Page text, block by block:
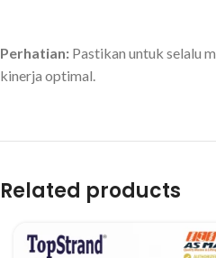
Perhatian: Pastikan untuk selalu
kinerja optimal.
Related products